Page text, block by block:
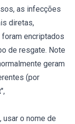
as infecções
diretas,
encriptados
de resgate. Note
geram
(por
",
usar o nome de